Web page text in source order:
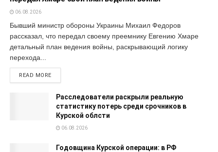
06.08.2026
Бывший министр обороны Украины Михаил Федоров
рассказал, что передал своему преемнику Евгению Хмаре
детальный план ведения войны, раскрывающий логику
перехода...
READ MORE
Расследователи раскрыли реальную
статистику потерь среди срочников в
Курской облсти
06.08.2026
Годовщина Курской операции: в РФ